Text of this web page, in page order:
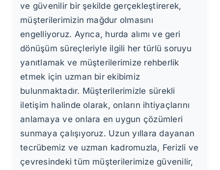
ve güvenilir bir şekilde gerçekleştirerek,
müşterilerimizin mağdur olmasını
engelliyoruz. Ayrıca, hurda alımı ve geri
dönüşüm süreçleriyle ilgili her türlü soruyu
yanıtlamak ve müşterilerimize rehberlik
etmek için uzman bir ekibimiz
bulunmaktadır. Müşterilerimizle sürekli
iletişim halinde olarak, onların ihtiyaçlarını
anlamaya ve onlara en uygun çözümleri
sunmaya çalışıyoruz. Uzun yıllara dayanan
tecrübemiz ve uzman kadromuzla, Ferizli ve
çevresindeki tüm müşterilerimize güvenilir,